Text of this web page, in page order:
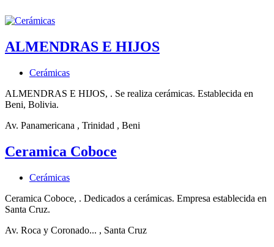
ALMENDRAS E HIJOS
Cerámicas
ALMENDRAS E HIJOS, . Se realiza cerámicas. Establecida en
Beni, Bolivia.
Av. Panamericana , Trinidad , Beni
Ceramica Coboce
Cerámicas
Ceramica Coboce, . Dedicados a cerámicas. Empresa establecida en
Santa Cruz.
Av. Roca y Coronado... , Santa Cruz